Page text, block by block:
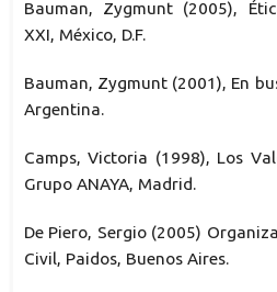
Bauman, Zygmunt (2005),
XXI, México, D.F.
Bauman, Zygmunt (2001), En
Argentina.
Camps, Victoria (1998), Los
Grupo ANAYA, Madrid.
De Piero, Sergio (2005)
Civil, Paidos, Buenos Aires.